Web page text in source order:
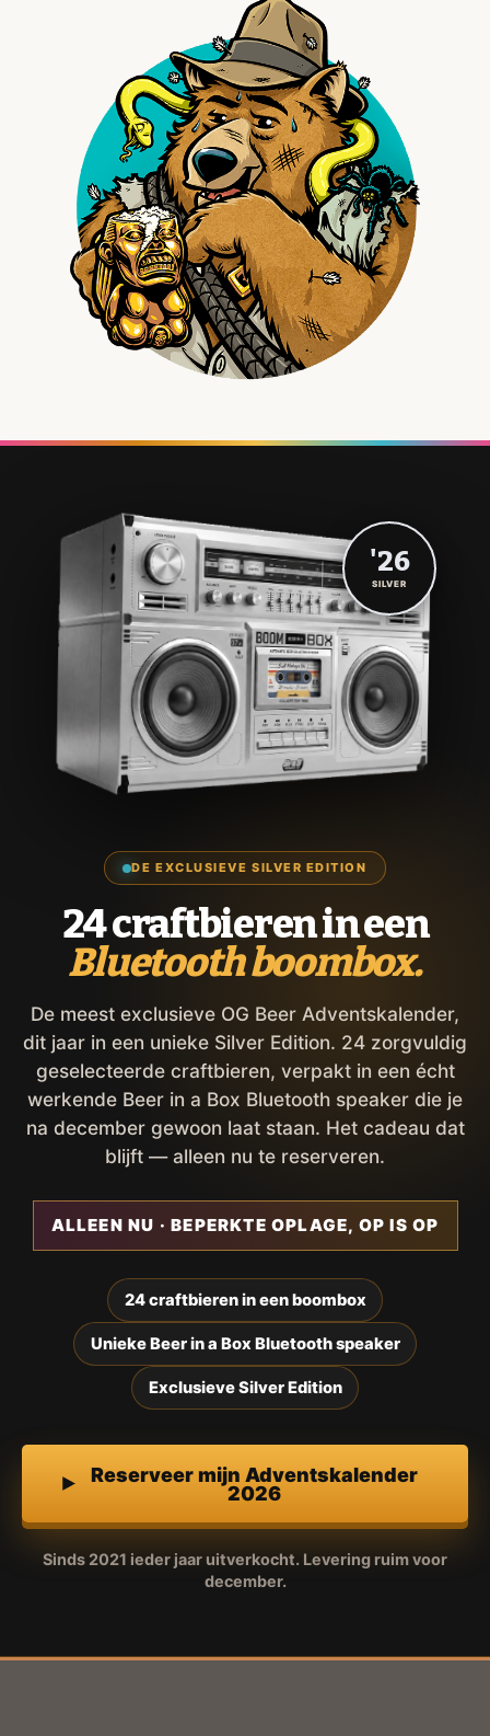
DE EXCLUSIEVE SILVER EDITION
24 craftbieren in een
Bluetooth boombox.
De meest exclusieve OG Beer Adventskalender,
dit jaar in een unieke Silver Edition. 24 zorgvuldig
geselecteerde craftbieren, verpakt in een écht
werkende Beer in a Box Bluetooth speaker die je
na december gewoon laat staan. Het cadeau dat
blijft — alleen nu te reserveren.
ALLEEN NU · BEPERKTE OPLAGE, OP IS OP
24 craftbieren in een boombox
Unieke Beer in a Box Bluetooth speaker
Exclusieve Silver Edition
Reserveer mijn Adventskalender
2026
Sinds 2021 ieder jaar uitverkocht. Levering ruim voor
december.
'26
SILVER